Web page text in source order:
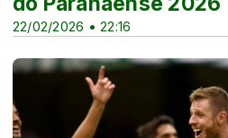
22/02/2026 • 22:16